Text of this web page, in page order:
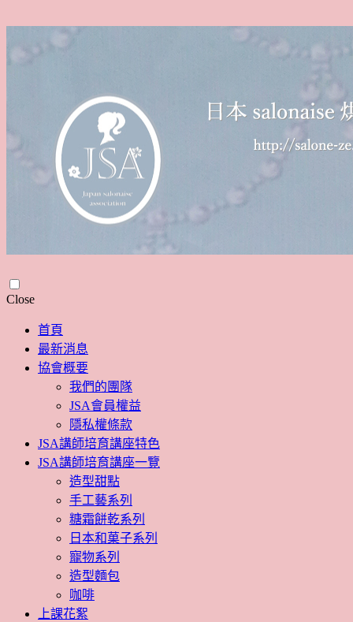
CloseSkip
content
首頁
最新消息
協會概要
我們的團隊
JSA會員權益
隱私權條款
JSA講師培育講座特色
JSA講師培育講座一覽
造型甜點
手工藝系列
糖霜餅乾系列
日本和菓子系列
寵物系列
造型麵包
咖啡
上課花絮